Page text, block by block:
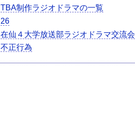
TBA制作ラジオドラマの一覧
26
在仙４大学放送部ラジオドラマ交流会
不正行為